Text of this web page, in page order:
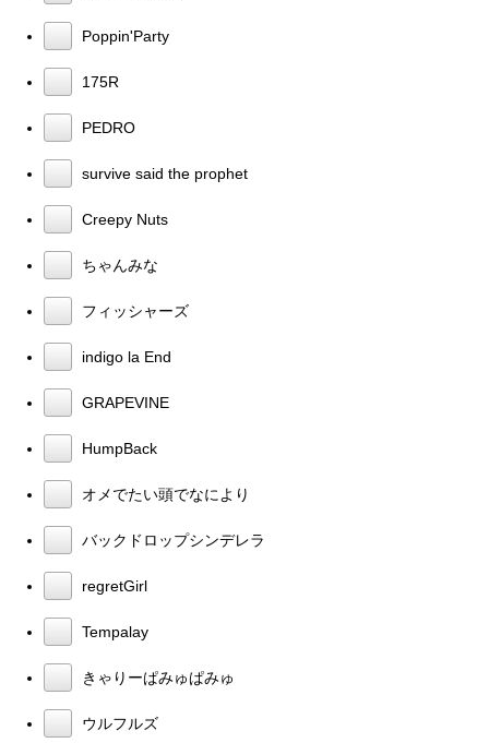
Poppin'Party
175R
PEDRO
survive said the prophet
Creepy Nuts
ちゃんみな
フィッシャーズ
indigo la End
GRAPEVINE
HumpBack
オメでたい頭でなにより
バックドロップシンデレラ
regretGirl
Tempalay
きゃりーぱみゅぱみゅ
ウルフルズ